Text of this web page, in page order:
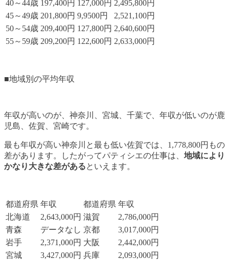
40～44歳 197,400円 127,000円 2,495,800円
45～49歳 201,800円 9,9500円
2,521,100円
50～54歳 209,400円 127,800円 2,640,600円
55～59歳 209,200円 122,600円 2,633,000円
■地域別の平均年収
年収が高いのが、神奈川、宮城、千葉で、年収が低いのが鹿
児島、佐賀、宮崎です。
最も年収が高い神奈川と最も低い佐賀では、1,778,800円もの
差があります。したがってパティシエの仕事は、 地域により
かなり大きな差があるといえます。
都道府県 年収 都道府県 年収
北海道
2,643,000円 滋賀
2,786,000円
青森
データなし 京都
3,017,000円
岩手
2,371,000円 大阪
2,442,000円
宮城
3,427,000円 兵庫
2,093,000円